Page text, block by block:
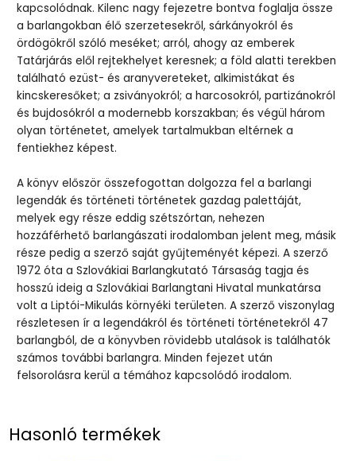
kapcsolódnak. Kilenc nagy fejezetre bontva foglalja össze
a barlangokban élő szerzetesekről, sárkányokról és
ördögökről szóló meséket; arról, ahogy az emberek
Tatárjárás elől rejtekhelyet keresnek; a föld alatti terekben
található ezüst- és aranyvereteket, alkimistákat és
kincskeresőket; a zsiványokról; a harcosokról, partizánokról
és bujdosókról a modernebb korszakban; és végül három
olyan történetet, amelyek tartalmukban eltérnek a
fentiekhez képest.
A könyv először összefogottan dolgozza fel a barlangi
legendák és történeti történetek gazdag palettáját,
melyek egy része eddig szétszórtan, nehezen
hozzáférhető barlangászati irodalomban jelent meg, másik
része pedig a szerző saját gyűjteményét képezi. A szerző
1972 óta a Szlovákiai Barlangkutató Társaság tagja és
hosszú ideig a Szlovákiai Barlangtani Hivatal munkatársa
volt a Liptói-Mikulás környéki területen. A szerző viszonylag
részletesen ír a legendákról és történeti történetekről 47
barlangból, de a könyvben rövidebb utalások is találhatók
számos további barlangra. Minden fejezet után
felsorolásra kerül a témához kapcsolódó irodalom.
Hasonló termékek